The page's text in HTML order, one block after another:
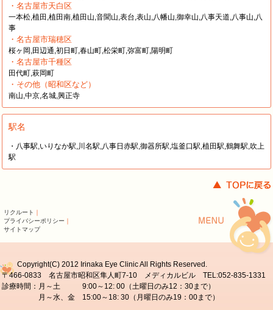
・名古屋市天白区
一本松,植田,植田南,植田山,音聞山,表台,表山,八幡山,御幸山,八事天道,八事山,八
事
・名古屋市瑞穂区
桜ヶ岡,田辺通,初日町,春山町,松栄町,弥富町,陽明町
・名古屋市千種区
田代町,萩岡町
・その他（昭和区など）
南山,中京,名城,興正寺
駅名
・八事駅,いりなか駅,川名駅,八事日赤駅,御器所駅,塩釜口駅,植田駅,鶴舞駅,吹上
駅
リクルート ｜
プライバシーポリシー ｜
サイトマップ
Copyright(C) 2012 Irinaka Eye Clinic All Rights Reserved.
〒466-0833 名古屋市昭和区隼人町7-10 メディカルビル TEL:052-835-1331
診療時間：月～土 9:00～12: 00（土曜日のみ12：30まで）
月～水、金 15:00～18: 30（月曜日のみ19：00まで）